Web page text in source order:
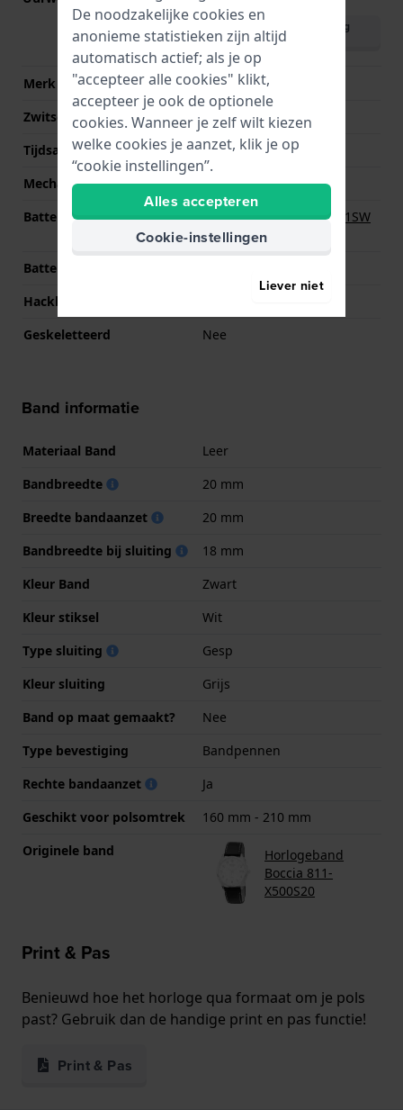
Download handleiding
(English)
Merk uurwerk
Miyota
Zwitsers uurwerk
Nee
Tijdsaanduiding
Analoog
Mechanisme
Quartz
Batterij
Renata R364 364 / SR621SW
Batterij
Batterijduur
Hackbaar
Geskeletteerd
Nee
Band informatie
Materiaal Band
Leer
Bandbreedte
20 mm
Breedte bandaanzet
20 mm
Bandbreedte bij sluiting
18 mm
Kleur Band
Zwart
Kleur stiksel
Wit
Type sluiting
Gesp
Kleur sluiting
Grijs
Band op maat gemaakt?
Nee
Type bevestiging
Bandpennen
Rechte bandaanzet
Ja
Geschikt voor polsomtrek
160 mm - 210 mm
Originele band
Horlogeband
Boccia 811-
X500S20
Print & Pas
Benieuwd hoe het horloge qua formaat om je pols
past? Gebruik dan de handige print en pas functie!
Print & Pas
De noodzakelijke cookies en
anonieme statistieken zijn altijd
automatisch actief; als je op
"accepteer alle cookies" klikt,
accepteer je ook de optionele
cookies. Wanneer je zelf wilt kiezen
welke cookies je aanzet, klik je op
“cookie instellingen”.
Alles accepteren
Cookie-instellingen
Liever niet